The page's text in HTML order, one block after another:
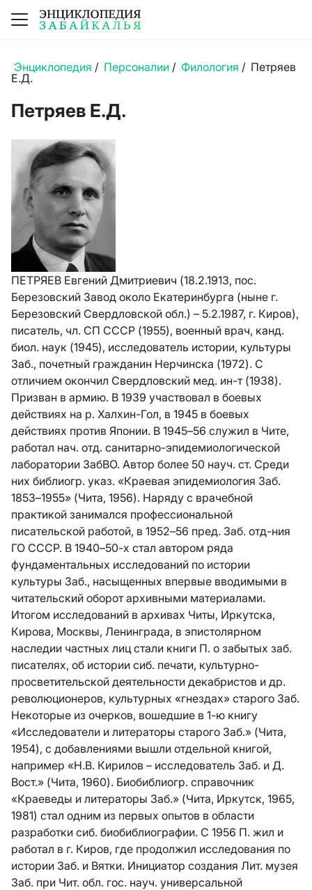
Энциклопедия / Персоналии / Филология / Петряев
Е.Д.
Петряев Е.Д.
ПЕТРЯЕВ Евгений Дмитриевич (18.2.1913, пос.
Березовский Завод около Екатеринбурга (ныне г.
Березовский Свердловской обл.) – 5.2.1987, г. Киров),
писатель, чл. СП СССР (1955), военный врач, канд.
биол. наук (1945), исследователь истории, культуры
Заб., почетный гражданин Нерчинска (1972). С
отличием окончил Свердловский мед. ин-т (1938).
Призван в армию. В 1939 участвовал в боевых
действиях на р. Халхин-Гол, в 1945 в боевых
действиях против Японии. В 1945–56 служил в Чите,
работал нач. отд. санитарно-эпидемиологической
лаборатории ЗабВО. Автор более 50 науч. ст. Среди
них библиогр. указ. «Краевая эпидемиология Заб.
1853–1955» (Чита, 1956). Наряду с врачебной
практикой занимался профессиональной
писательской работой, в 1952–56 пред. Заб. отд-ния
ГО СССР. В 1940–50-х стал автором ряда
фундаментальных исследований по истории
культуры Заб., насыщенных впервые вводимыми в
читательский оборот архивными материалами.
Итогом исследований в архивах Читы, Иркутска,
Кирова, Москвы, Ленинграда, в эпистолярном
наследии частных лиц стали книги П. о забытых заб.
писателях, об истории сиб. печати, культурно-
просветительской деятельности декабристов и др.
революционеров, культурных «гнездах» старого Заб.
Некоторые из очерков, вошедшие в 1-ю книгу
«Исследователи и литераторы старого Заб.» (Чита,
1954), с добавлениями вышли отдельной книгой,
например «Н.В. Кирилов – исследователь Заб. и Д.
Вост.» (Чита, 1960). Биобиблиогр. справочник
«Краеведы и литераторы Заб.» (Чита, Иркутск, 1965,
1981) стал одним из первых опытов в области
разработки сиб. биобиблиографии. С 1956 П. жил и
работал в г. Киров, где продолжил исследования по
истории Заб. и Вятки. Инициатор создания Лит. музея
Заб. при Чит. обл. гос. науч. универсальной